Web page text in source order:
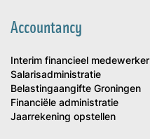
Accountancy
Interim financieel medewerker
Salarisadministratie
Belastingaangifte Groningen
Financiële administratie
Jaarrekening opstellen